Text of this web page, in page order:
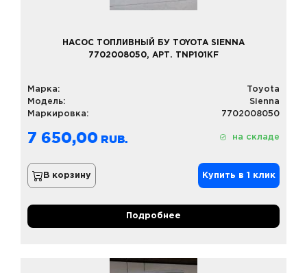
НАСОС ТОПЛИВНЫЙ БУ TOYOTA SIENNA
7702008050, АРТ. TNP101KF
Марка:
Toyota
Модель:
Sienna
Маркировка:
7702008050
7 650,00 на складе
В корзину Купить в 1 клик
Подробнее